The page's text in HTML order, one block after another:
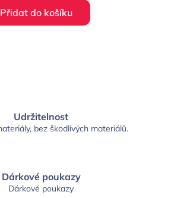
Přidat do košíku
Udržitelnost
bez škodlivých materiálů.
Dárkové poukazy
Dárkové poukazy